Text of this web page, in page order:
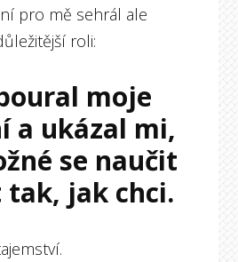
pro mě sehrál ale
roli:
moje
a ukázal mi,
se naučit
jak chci.